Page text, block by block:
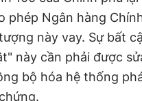
phép Ngân hàng
này vay. Sự bất
này cần phải được
bộ hóa hệ thống